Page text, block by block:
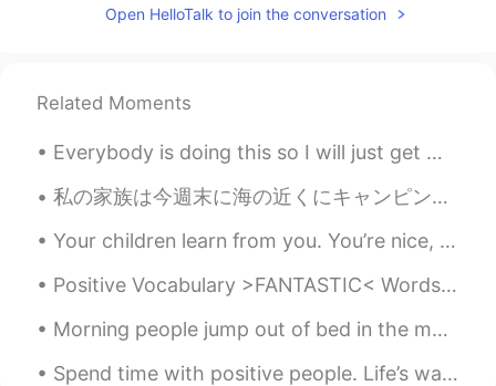
올리 2019.08.06 15:00
요!! 완전 감동 😭😭 마음도 정말 따뜻하신
게 많은 사랑을 받으면서 자라와서 정말 건
EN KR
@JungYeah, your dogs are so cute!! I
the family 😊
올리 2019.08.06 14:56
Open HelloTalk to join the conversation
Related Moments
Everybody is doing this so I will just get with the program lol (I’m a copy cat) 😂 About me • A...
私の家族は今週末に海の近くにキャンピング旅行をしてる This weekend my family is on a camping trip close to the ocean. 息子は凄く...
Your children learn from you. You’re nice, they are nice. You’re mean, they are too. You’re happy...
Positive Vocabulary >FANTASTIC< Words like good and great can become old very quickly and they...
Morning people jump out of bed in the morning, cheerful and full of energy. They seem to get most...
Spend time with positive people. Life’s way too awesome to waste time with people who don’t treat...